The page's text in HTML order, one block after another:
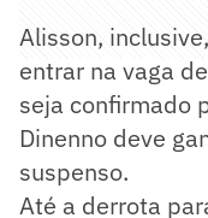
Alisson,
entrar na vaga
seja confirmado
Dinenno deve
suspenso.
Até a derrota